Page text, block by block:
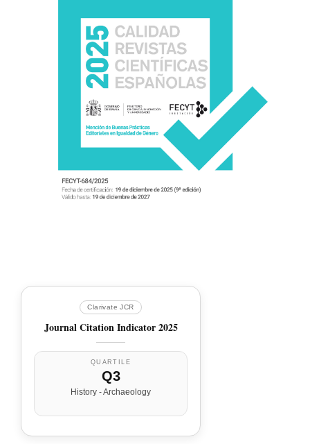
Clarivate JCR
Journal Citation Indicator 2025
QUARTILE
Q3
History - Archaeology